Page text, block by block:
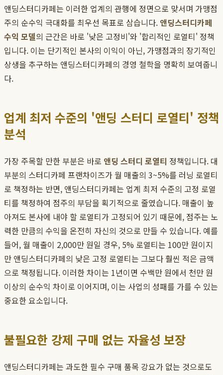
앤딩스터디카페는 이러한 업계의 관행에 정면으로 맞서며 가맹점
주의 순수익 극대화를 최우선 목표로 삼습니다. 앤딩스터디카페
수익 모델의 근간은 바로 '낮은 고정비'와 '합리적인 로열티' 정책
입니다. 이는 단기적인 본사의 이익이 아닌, 가맹점과의 장기적인
상생을 추구하는 앤딩스터디카페의 경영 철학을 명확히 보여줍니
다.
업계 최저 수준의 '앤딩 스터디 로열티' 정책
분석
가장 주목할 만한 부분은 바로 앤딩 스터디 로열티 정책입니다. 대
부분의 스터디카페 프랜차이즈가 월 매출의 3~5%를 러닝 로열티
로 책정하는 반면, 앤딩스터디카페는 업계 최저 수준의 고정 로열
티를 책정하여 점주의 부담을 획기적으로 줄였습니다. 매출이 높
아져도 본사에 내야 할 로열티가 고정되어 있기 때문에, 점주는 노
력한 만큼의 수익을 온전히 자신의 것으로 만들 수 있습니다. 예를
들어, 월 매출이 2,000만 원일 경우, 5% 로열티는 100만 원이지
만 앤딩스터디카페의 낮은 고정 로열티는 그보다 훨씬 적은 금액
으로 책정됩니다. 이러한 차이는 1년이면 수백만 원에서 천만 원
이상의 순수익 차이로 이어지며, 이는 사업의 성패를 가를 수 있는
중요한 요소입니다.
불필요한 강제 구매 없는 자율성 보장
앤딩스터디카페는 과도한 필수 구매 품목 강요가 없는 것으로도